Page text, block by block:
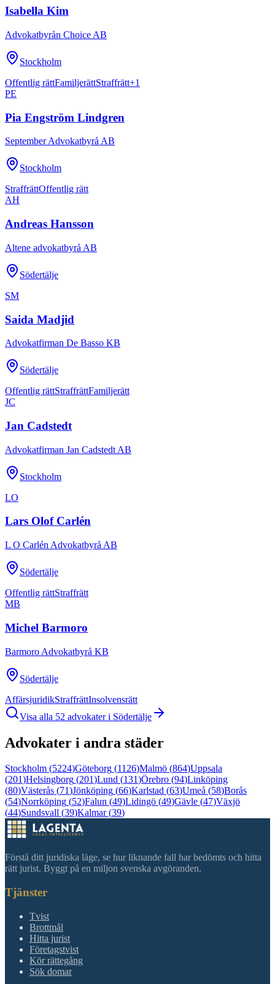
Isabella Kim
Advokatbyrån Choice AB
Stockholm
Offentlig rättFamiljerättStraffrätt+1
PE
Pia Engström Lindgren
September Advokatbyrå AB
Stockholm
StraffrättOffentlig rätt
AH
Andreas Hansson
Altene advokatbyrå AB
Södertälje
SM
Saida Madjid
Advokatfirman De Basso KB
Södertälje
Offentlig rättStraffrättFamiljerätt
JC
Jan Cadstedt
Advokatfirman Jan Cadstedt AB
Stockholm
LO
Lars Olof Carlén
L O Carlén Advokatbyrå AB
Södertälje
Offentlig rättStraffrätt
MB
Michel Barmoro
Barmoro Advokatbyrå KB
Södertälje
AffärsjuridikStraffrättInsolvensrätt
Visa alla 52 advokater i Södertälje
Advokater i andra städer
Stockholm (5224)Göteborg (1126)Malmö (864)Uppsala
(201)Helsingborg (201)Lund (131)Örebro (94)Linköping
(80)Västerås (71)Jönköping (66)Karlstad (63)Umeå (58)Borås
(54)Norrköping (52)Falun (49)Lidingö (49)Gävle (47)Växjö
(44)Sundsvall (39)Kalmar(39)
Förstå ditt juridiska läge, se hur liknande fall har bedömts och hitta
rätt jurist. Byggt på en miljon svenska avgöranden.
Tjänster
Tvist
Brottmål
Hitta jurist
Företagstvist
Kör rättegång
Sök domar